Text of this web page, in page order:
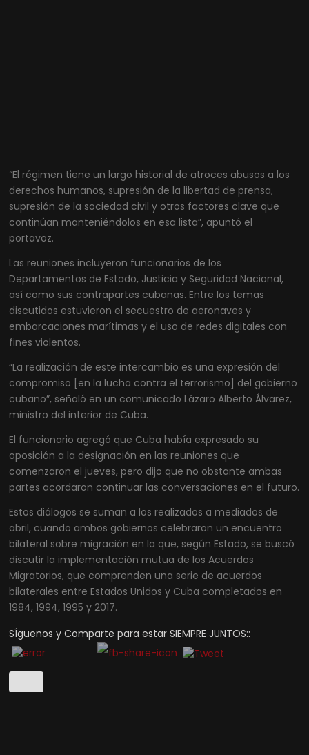
“El régimen tiene un largo historial de atroces abusos a los
derechos humanos, supresión de la libertad de prensa,
supresión de la sociedad civil y otros factores clave que
continúan manteniéndolos en esa lista”, apuntó el
portavoz.
Las reuniones incluyeron funcionarios de los
Departamentos de Estado, Justicia y Seguridad Nacional,
así como sus contrapartes cubanas. Entre los temas
discutidos estuvieron el secuestro de aeronaves y
embarcaciones marítimas y el uso de redes digitales con
fines violentos.
“La realización de este intercambio es una expresión del
compromiso [en la lucha contra el terrorismo] del gobierno
cubano”, señaló en un comunicado Lázaro Alberto Álvarez,
ministro del interior de Cuba.
El funcionario agregó que Cuba había expresado su
oposición a la designación en las reuniones que
comenzaron el jueves, pero dijo que no obstante ambas
partes acordaron continuar las conversaciones en el futuro.
Estos diálogos se suman a los realizados a mediados de
abril, cuando ambos gobiernos celebraron un encuentro
bilateral sobre migración en la que, según Estado, se buscó
discutir la implementación mutua de los Acuerdos
Migratorios, que comprenden una serie de acuerdos
bilaterales entre Estados Unidos y Cuba completados en
1984, 1994, 1995 y 2017.
SÍguenos y Comparte para estar SIEMPRE JUNTOS::